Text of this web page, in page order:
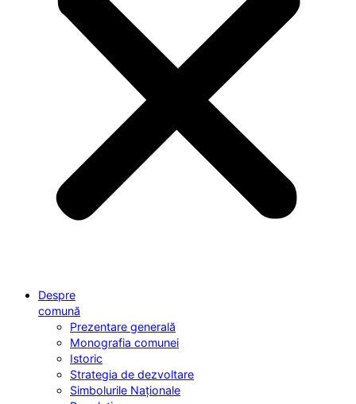
Despre
comună
Prezentare generală
Monografia comunei
Istoric
Strategia de dezvoltare
Simbolurile Naționale